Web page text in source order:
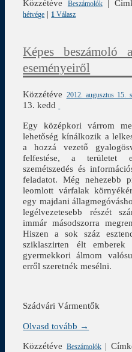
Közzétéve Beszámolók|
hétvége | 1 Válasz
Képes
eseményeiről
Közzétéve 2012. augusztus 15.
13. kedd
Egy középkori várrom
lehetőség kínálkozik a
a hozzá vezető
felfestése, a területet
szemétszedés és
feladatot. Még nehezebb
leomlott várfalak
egy majdani
legélvezetesebb részét
immár másodszorra
Hiszen a sok száz
sziklaszirten élt emberek
gyermekkori álmom
erről szeretnék mesélni.
Szádvári Vármentők
Olvasd tovább →
Közzétéve
Beszámolók|